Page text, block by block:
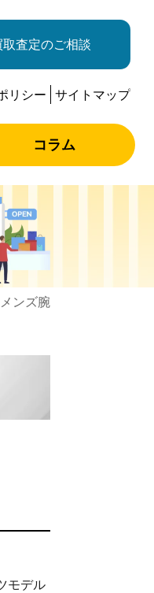
取査定のご相談
リシー サイトマップ
コラム
ンズ腕
モデル